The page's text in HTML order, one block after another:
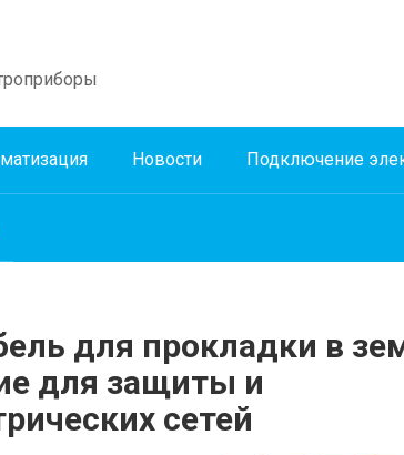
Новости Подключение
для прокладки в
для защиты и
сетей